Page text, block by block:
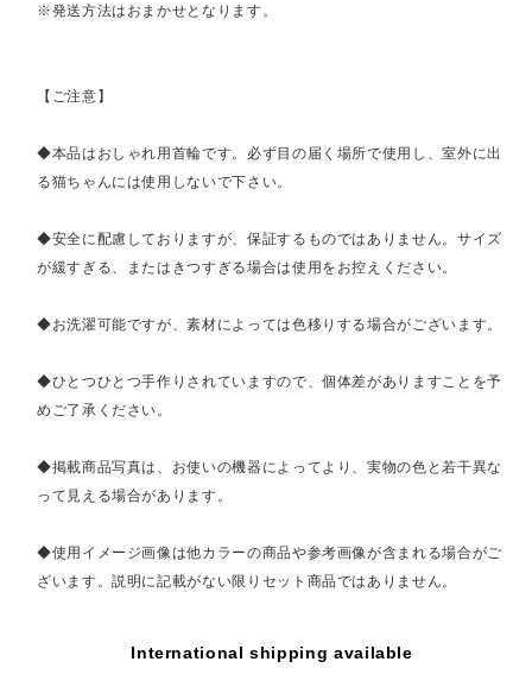
※発送方法はおまかせとなります。
【ご注意】
◆本品はおしゃれ用首輪です。必ず目の届く場所で使用し、室外に出
る猫ちゃんには使用しないで下さい。
◆安全に配慮しておりますが、保証するものではありません。サイズ
が緩すぎる、またはきつすぎる場合は使用をお控えください。
◆お洗濯可能ですが、素材によっては色移りする場合がございます。
◆ひとつひとつ手作りされていますので、個体差がありますことを予
めご了承ください。
◆掲載商品写真は、お使いの機器によってより、実物の色と若干異な
って見える場合があります。
◆使用イメージ画像は他カラーの商品や参考画像が含まれる場合がご
ざいます。説明に記載がない限りセット商品ではありません。
International shipping available